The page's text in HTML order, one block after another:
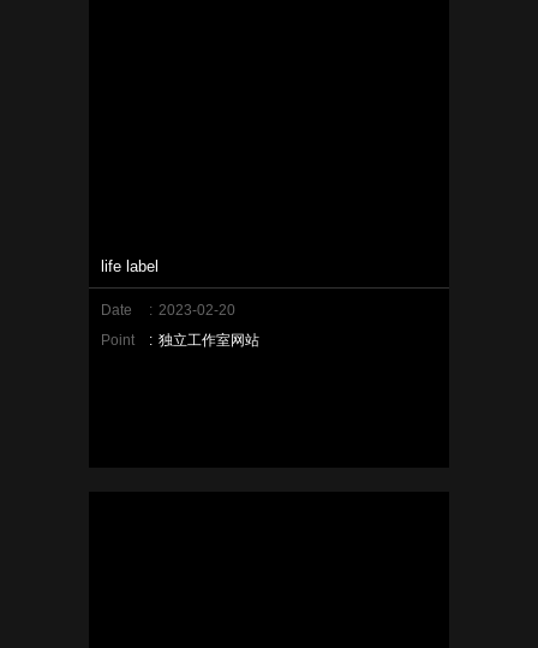
life label
Date : 2023-02-20
Point
: 独立工作室网站